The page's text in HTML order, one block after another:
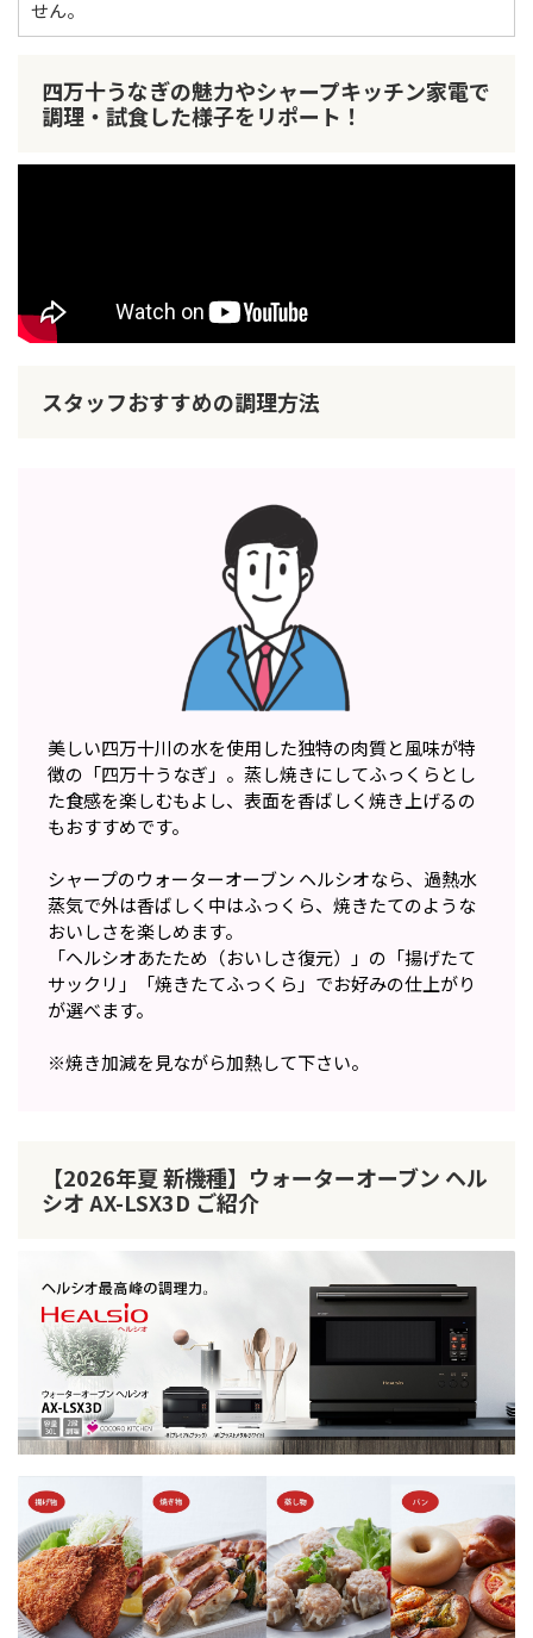
せん。
四万十うなぎの魅力やシャープキッチン家電で
調理・試食した様子をリポート！
スタッフおすすめの調理方法
美しい四万十川の水を使用した独特の肉質と風味が特
徴の「四万十うなぎ」。蒸し焼きにしてふっくらとし
た食感を楽しむもよし、表面を香ばしく焼き上げるの
もおすすめです。
シャープのウォーターオーブン ヘルシオなら、過熱水
蒸気で外は香ばしく中はふっくら、焼きたてのような
おいしさを楽しめます。
「ヘルシオあたため（おいしさ復元）」の「揚げたて
サックリ」「焼きたてふっくら」でお好みの仕上がり
が選べます。
※焼き加減を見ながら加熱して下さい。
【2026年夏 新機種】ウォーターオーブン ヘル
シオ AX-LSX3D ご紹介